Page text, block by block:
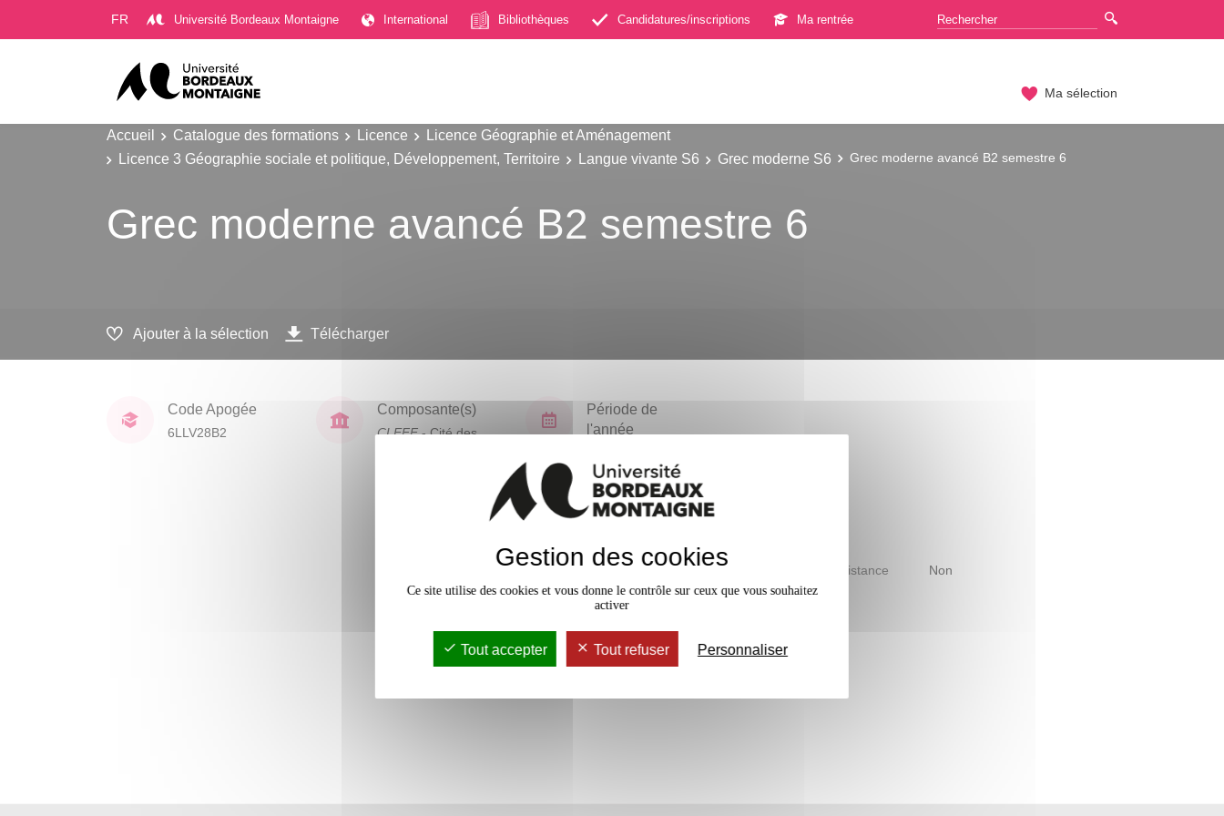
FR Université Bordeaux Montaigne International Bibliothèques Candidatures/inscriptions Ma rentrée
Ma sélection
Accueil Catalogue des formations Licence
Licence Géographie et Aménagement
Licence 3 Géographie sociale et politique, Développement, Territoire
Langue vivante S6 Grec moderne S6 Grec moderne avancé B2 semestre 6
Grec moderne avancé B2 semestre 6
Ajouter à la sélection Télécharger
Code Apogée
6LLV28B2
Composante(s)
CLEFF- Cité des
Période de
l'année
Accessible à distance Non
Gestion des cookies
Ce site utilise des cookies et vous donne le contrôle sur ceux que vous souhaitez
activer
Tout accepter Tout refuser Personnaliser